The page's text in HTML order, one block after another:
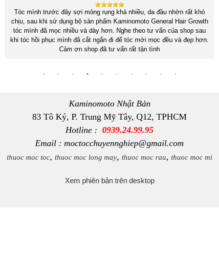
Tóc mình trước đây sợi mỏng rụng khá nhiều, da đầu nhờn rất khó
chịu, sau khi sử dụng bộ sản phẩm Kaminomoto General Hair Growth
tóc mình đã mọc nhiều và dày hơn. Nghe theo tư vấn của shop sau
khi tóc hồi phục mình đã cắt ngắn đi để tóc mới mọc đều và đẹp hơn.
Cảm ơn shop đã tư vấn rất tận tình
Kaminomoto Nhật Bản
83 Tô Ký, P. Trung Mỹ Tây, Q12, TPHCM
Hotline : 0939.24.99.95
Email : moctocchuyennghiep@gmail.com
thuoc moc toc, thuoc moc long may, thuoc moc rau, thuoc moc mi
Xem phiên bản trên desktop